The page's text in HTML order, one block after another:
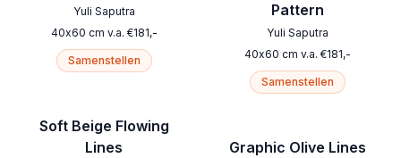
Yuli Saputra
40x60 cm v.a. €181,-
Samenstellen
Soft Beige Flowing
Lines
Pattern
Yuli Saputra
40x60 cm v.a. €181,-
Samenstellen
Graphic Olive Lines